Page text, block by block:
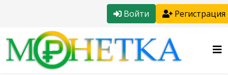
Войти Регистрация